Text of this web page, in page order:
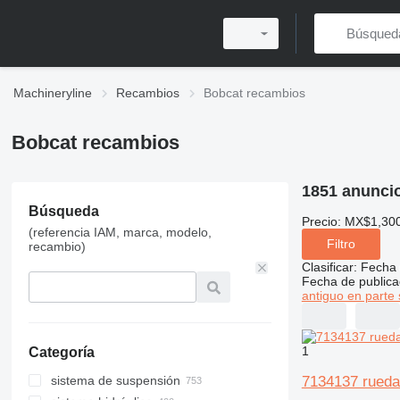
Machineryline Recambios Bobcat recambios
Bobcat recambios
Búsqueda
(referencia IAM, marca, modelo,
recambio)
Categoría
sistema de suspensión
1851
Precio:
Filtro
Clasificar: Fecha
Fecha de
antiguo en parte
1
7134137